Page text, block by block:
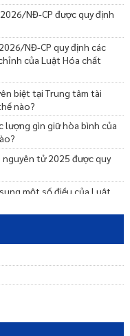
NĐ-CP được quy định
NĐ-CP quy định các
của Luật Hóa chất
biệt tại Trung tâm tài
nào?
lượng gìn giữ hòa bình của
nguyên tử 2025 được quy
một số điều của Luật
một số điều của Luật
viên công nghiệp 2025
một số điều của Luật
một số điều của Luật